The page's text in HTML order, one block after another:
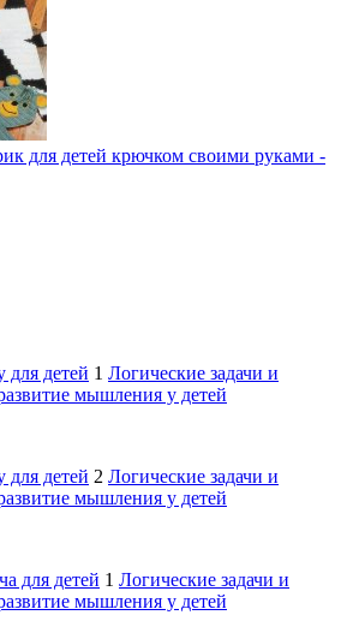
для детей крючком своими руками -
для детей 1 Логические задачи и
мышления у детей
для детей 2 Логические задачи и
мышления у детей
для детей 1 Логические задачи и
мышления у детей